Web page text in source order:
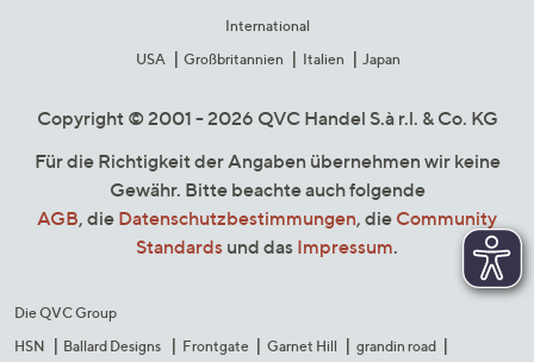
International
USA
Großbritannien Italien Japan
Copyright © 2001 - 2026 QVC Handel S.à r.l. & Co. KG
Für die Richtigkeit der Angaben übernehmen wir keine
Gewähr. Bitte beachte auch folgende
AGB, die Datenschutzbestimmungen, die Community
Standards und das Impressum.
Die QVC Group
HSN
Ballard Designs Frontgate Garnet Hill
grandin road